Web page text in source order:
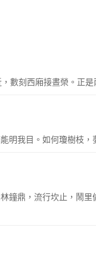
數刻西廂接晝榮。正是
明我目。如何瓊樹枝
鐘鼎，流行坎止，鬧